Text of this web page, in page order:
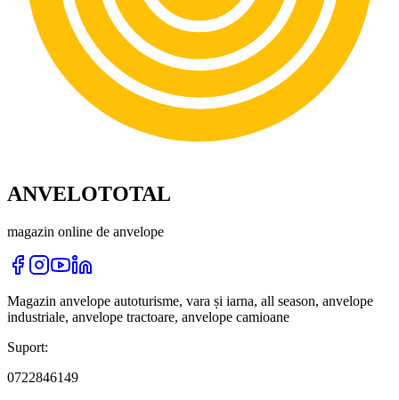
ANVELOTOTAL
magazin online de anvelope
Magazin anvelope autoturisme, vara și iarna, all season, anvelope
industriale, anvelope tractoare, anvelope camioane
Suport:
0722846149